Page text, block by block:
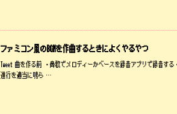
ファミコン風のBGMを作曲するときによくやるやつ
Tweet 曲を作る前 ・鼻歌でメロディーかベースを録音アプリで録音す
進行を適当に鳴ら …